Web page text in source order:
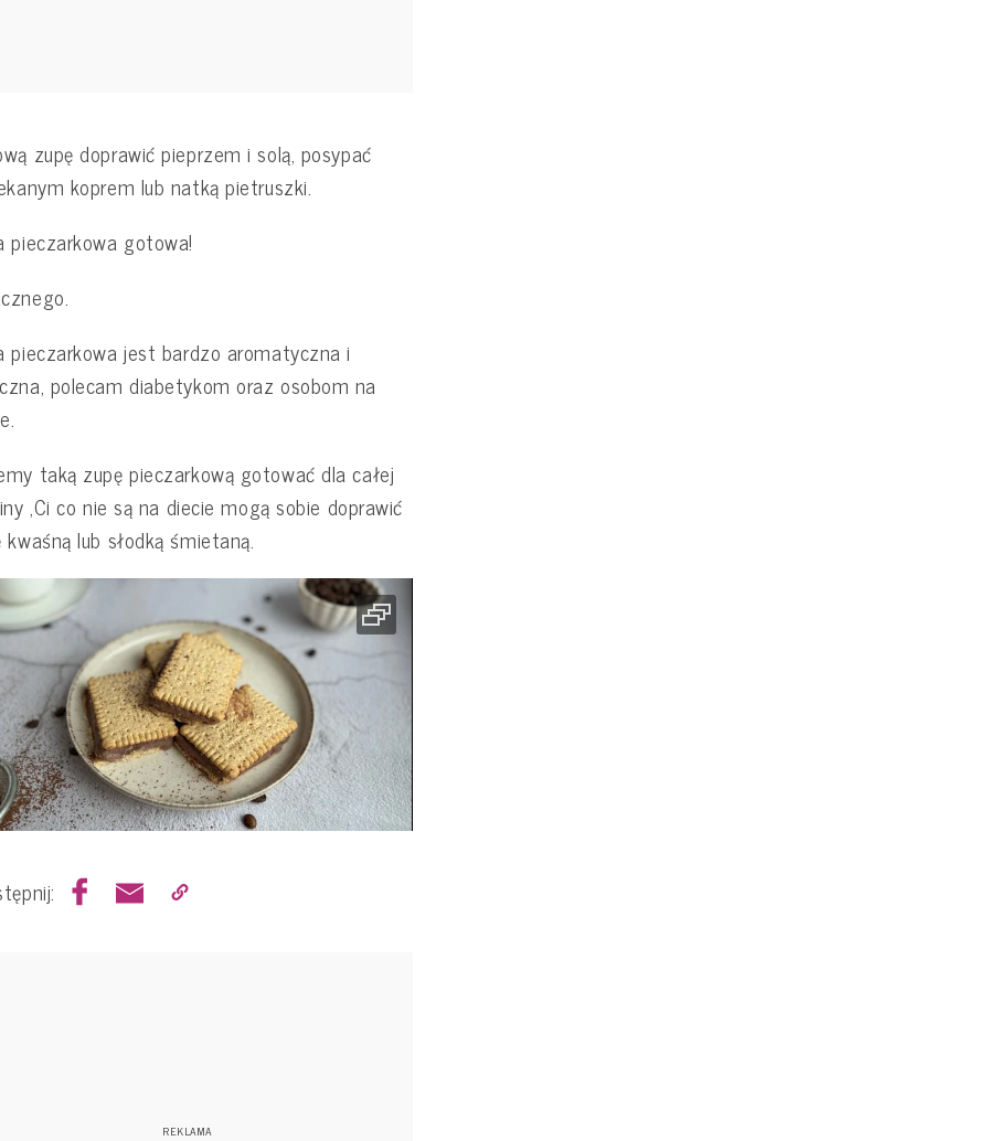
zupę doprawić pieprzem i solą, posypać
koprem lub natką pietruszki.
pieczarkowa gotowa!
pieczarkowa jest bardzo aromatyczna i
polecam diabetykom oraz osobom na
taką zupę pieczarkową gotować dla całej
,Ci co nie są na diecie mogą sobie doprawić
kwaśną lub słodką śmietaną.